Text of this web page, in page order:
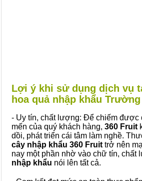
Lợi ý khi sử dụng dịch vụ
hoa quả nhập khẩu
- Uy tín, chất lượng: Để chiếm được
mến của quý khách hàng, 360 Fruit
dồi, phát triển cái tâm làm nghề.
cây nhập khẩu 360 Fruit trở nên
nay một phần nhờ vào chữ tín, chất
nhập khẩu nói lên tất cả.